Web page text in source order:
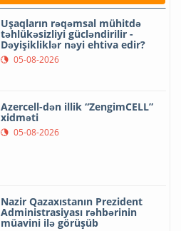
Uşaqların rəqəmsal mühitdə
təhlükəsizliyi gücləndirilir -
Dəyişikliklər nəyi ehtiva edir?
05-08-2026
Azercell-dən illik “ZengimCELL”
xidməti
05-08-2026
Nazir Qazaxıstanın Prezident
Administrasiyası rəhbərinin
müavini ilə görüşüb